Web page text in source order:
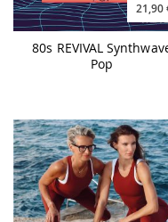
21,90
80s REVIVAL
Pop